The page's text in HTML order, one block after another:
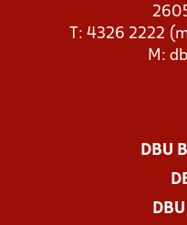
T: 4326 2222
M:
DBU